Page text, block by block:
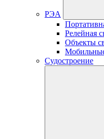
РЭА
Релейная
Объекты
Судостроение